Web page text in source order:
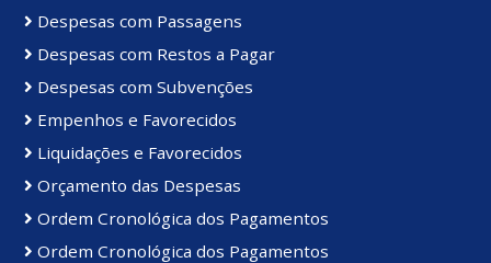
Despesas com Passagens
Despesas com Restos a Pagar
Despesas com Subvenções
Empenhos e Favorecidos
Liquidações e Favorecidos
Orçamento das Despesas
Ordem Cronológica dos Pagamentos
Ordem Cronológica dos Pagamentos